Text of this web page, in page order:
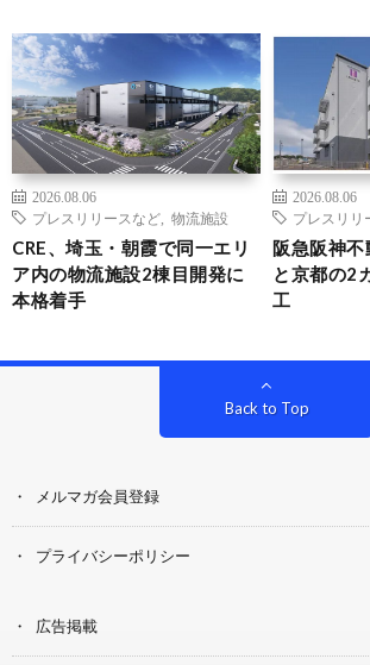
2026.08.06
プレスリリースなど
物流施設
CRE、埼玉・朝霞で同一エリ
ア内の物流施設2棟目開発に
本格着手
2026.08.06
プレスリリ
阪急阪神
と京都の2
工
Back to Top
メルマガ会員登録
プライバシーポリシー
広告掲載